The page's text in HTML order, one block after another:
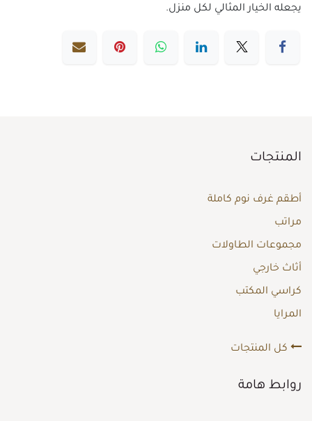
يجعله الخيار المثالي لكل منزل.
المنتجات
أطقم غرف نوم كاملة
مراتب
مجموعات الطاولات
أثاث خارجي
كراسي المكتب
المرايا
كل المنتجات
روابط هامة